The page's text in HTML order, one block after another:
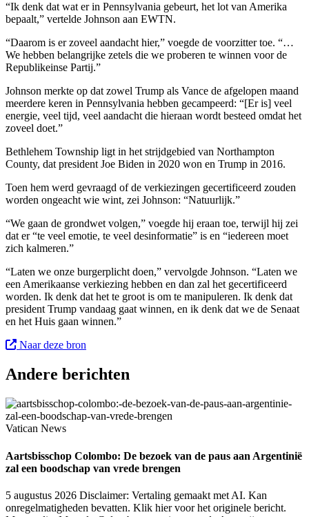
“Ik denk dat wat er in Pennsylvania gebeurt, het lot van Amerika
bepaalt,” vertelde Johnson aan EWTN.
“Daarom is er zoveel aandacht hier,” voegde de voorzitter toe. “…
We hebben belangrijke zetels die we proberen te winnen voor de
Republikeinse Partij.”
Johnson merkte op dat zowel Trump als Vance de afgelopen maand
meerdere keren in Pennsylvania hebben gecampeerd: “[Er is] veel
energie, veel tijd, veel aandacht die hieraan wordt besteed omdat het
zoveel doet.”
Bethlehem Township ligt in het strijdgebied van Northampton
County, dat president Joe Biden in 2020 won en Trump in 2016.
Toen hem werd gevraagd of de verkiezingen gecertificeerd zouden
worden ongeacht wie wint, zei Johnson: “Natuurlijk.”
“We gaan de grondwet volgen,” voegde hij eraan toe, terwijl hij zei
dat er “te veel emotie, te veel desinformatie” is en “iedereen moet
zich kalmeren.”
“Laten we onze burgerplicht doen,” vervolgde Johnson. “Laten we
een Amerikaanse verkiezing hebben en dan zal het gecertificeerd
worden. Ik denk dat het te groot is om te manipuleren. Ik denk dat
president Trump vandaag gaat winnen, en ik denk dat we de Senaat
en het Huis gaan winnen.”
Naar deze bron
Andere berichten
Vatican News
Aartsbisschop Colombo: De bezoek van de paus aan Argentinië
zal een boodschap van vrede brengen
5 augustus 2026 Disclaimer: Vertaling gemaakt met AI. Kan
onregelmatigheden bevatten. Klik hier voor het originele bericht.